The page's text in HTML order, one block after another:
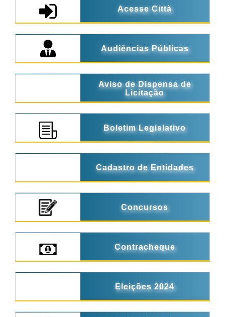
Acesse Città
Audiências Públicas
Aviso de Dispensa de
Licitação
Boletim Legislativo
Cadastro de Entidades
Concursos
Contracheque
Eleições 2024